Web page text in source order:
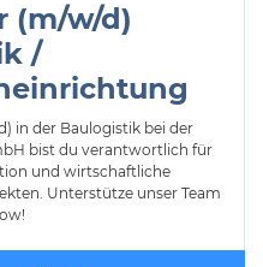
(m/w/d)
/
in der Baulogistik bei der
bist du verantwortlich für
und wirtschaftliche
Unterstütze unser Team